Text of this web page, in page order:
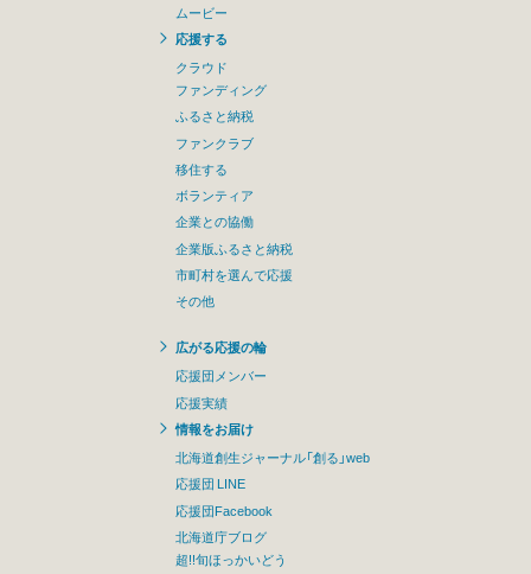
ムービー
応援する
クラウド
ファンディング
ふるさと納税
ファンクラブ
移住する
ボランティア
企業との協働
企業版ふるさと納税
市町村を選んで応援
その他
広がる応援の輪
応援団メンバー
応援実績
情報をお届け
北海道創生ジャーナル「創る」web
応援団 LINE
応援団Facebook
北海道庁ブログ
超!!旬ほっかいどう